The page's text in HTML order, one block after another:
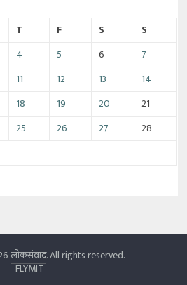
T F S
S
4 5 6
7
11 12 13
14
18 19 20
21
25 26 27
28
लोकसंवाद. All rights reserved.
FLYMIT